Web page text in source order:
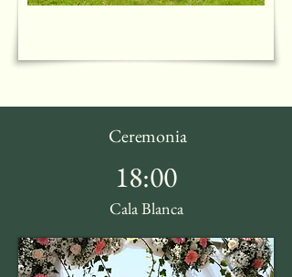
Ceremonia
18:00
Cala Blanca